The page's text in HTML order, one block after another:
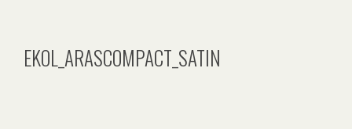
EKOL_ARASCOMPACT_SATIN